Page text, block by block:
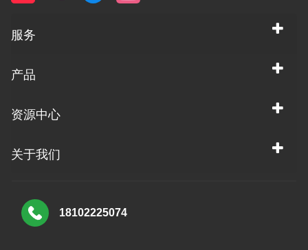
服务
产品
资源中心
关于我们
18102225074